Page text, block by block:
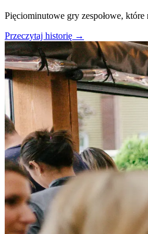
Pięciominutowe gry zespołowe,
Przeczytaj historię →